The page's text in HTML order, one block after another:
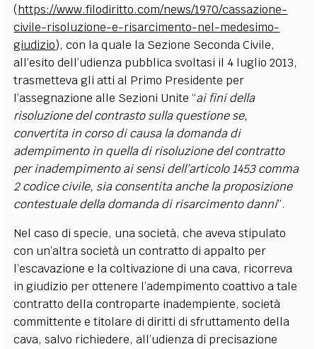
(https://www.filodiritto.com/news/1970/cassazione-
civile-risoluzione-e-risarcimento-nel-medesimo-
giudizio), con la quale la Sezione Seconda Civile,
all’esito dell’udienza pubblica svoltasi il 4 luglio 2013,
trasmetteva gli atti al Primo Presidente per
l’assegnazione alle Sezioni Unite “ai fini della
risoluzione del contrasto sulla questione se,
convertita in corso di causa la domanda di
adempimento in quella di risoluzione del contratto
per inadempimento ai sensi dell’articolo 1453 comma
2 codice civile, sia consentita anche la proposizione
contestuale della domanda di risarcimento danni”.
Nel caso di specie, una società, che aveva stipulato
con un’altra società un contratto di appalto per
l’escavazione e la coltivazione di una cava, ricorreva
in giudizio per ottenere l’adempimento coattivo a tale
contratto della controparte inadempiente, società
committente e titolare di diritti di sfruttamento della
cava, salvo richiedere, all’udienza di precisazione